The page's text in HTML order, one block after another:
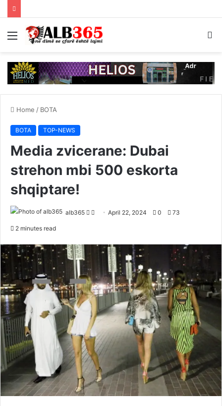
Menu
Home / BOTA
BOTA TOP-NEWS
Media zvicerane: Dubai
strehon mbi 500 eskorta
shqiptare!
alb365
Follow
Send April 22, 2024 0 73
2 minutes read